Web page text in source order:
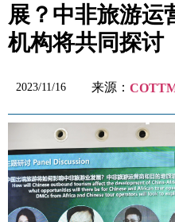
展？中非旅游运
机构将共同探讨
2023/11/16 来源：